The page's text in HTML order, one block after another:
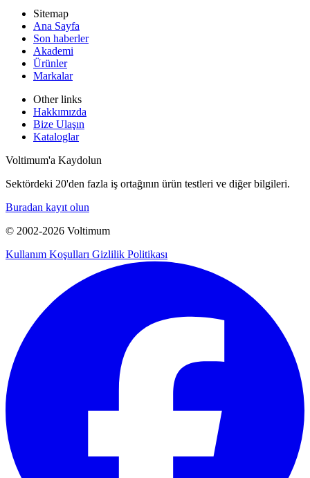
Sitemap
Ana Sayfa
Son haberler
Akademi
Ürünler
Markalar
Other links
Hakkımızda
Bize Ulaşın
Kataloglar
Voltimum'a Kaydolun
Sektördeki 20'den fazla iş ortağının ürün testleri ve diğer bilgileri.
Buradan kayıt olun
© 2002-2026 Voltimum
Kullanım Koşulları Gizlilik Politikası